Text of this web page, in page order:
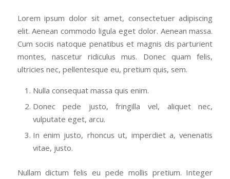
Lorem ipsum dolor sit amet, consectetuer adipiscing
elit. Aenean commodo ligula eget dolor. Aenean massa.
Cum sociis natoque penatibus et magnis dis parturient
montes, nascetur ridiculus mus. Donec quam felis,
ultricies nec, pellentesque eu, pretium quis, sem.
Nulla consequat massa quis enim.
Donec pede justo, fringilla vel, aliquet nec,
vulputate eget, arcu.
In enim justo, rhoncus ut, imperdiet a, venenatis
vitae, justo.
Nullam dictum felis eu pede mollis pretium. Integer